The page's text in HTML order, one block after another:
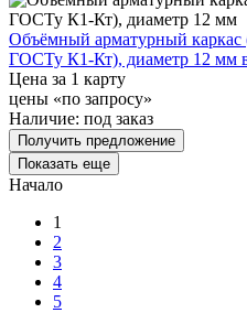
Объёмный арматурный каркас
ГОСТу К1-Кт), диаметр 12 мм
Цена за 1 карту
цены «по запросу»
Наличие: под заказ
Получить предложение
Показать еще
Начало
1
2
3
4
5